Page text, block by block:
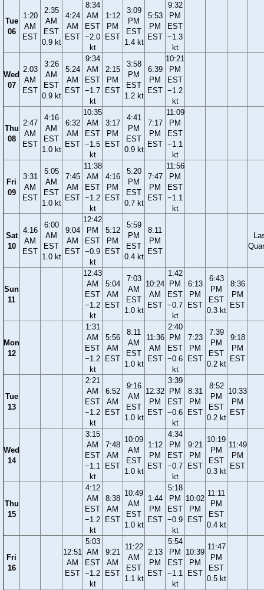
Tue
06
1:20
AM
EST
2:35
AM
EST
0.9 kt
4:24
AM
EST
8:34
AM
EST
−2.0
kt
1:12
PM
EST
3:09
PM
EST
1.4 kt
5:53
PM
EST
9:32
PM
EST
−1.3
kt
Wed
07
2:03
AM
EST
3:26
AM
EST
0.9 kt
5:24
AM
EST
9:34
AM
EST
−1.7
kt
2:15
PM
EST
3:58
PM
EST
1.2 kt
6:39
PM
EST
10:21
PM
EST
−1.2
kt
Thu
08
2:47
AM
EST
4:16
AM
EST
1.0 kt
6:32
AM
EST
10:35
AM
EST
−1.5
kt
3:17
PM
EST
4:41
PM
EST
0.9 kt
7:17
PM
EST
11:09
PM
EST
−1.1
kt
Fri
09
3:31
AM
EST
5:05
AM
EST
1.0 kt
7:45
AM
EST
11:38
AM
EST
−1.2
kt
4:16
PM
EST
5:20
PM
EST
0.7 kt
7:47
PM
EST
11:56
PM
EST
−1.1
kt
Sat
10
4:16
AM
EST
6:00
AM
EST
1.0 kt
9:04
AM
EST
12:42
PM
EST
−0.9
kt
5:12
PM
EST
5:59
PM
EST
0.4 kt
8:11
PM
EST
Sun
11
12:43
AM
EST
−1.2
kt
5:04
AM
EST
7:03
AM
EST
1.0 kt
10:24
AM
EST
1:42
PM
EST
−0.7
kt
6:13
PM
EST
6:43
PM
EST
0.3 kt
8:36
PM
EST
Mon
12
1:31
AM
EST
−1.2
kt
5:56
AM
EST
8:11
AM
EST
1.0 kt
11:36
AM
EST
2:40
PM
EST
−0.6
kt
7:23
PM
EST
7:39
PM
EST
0.2 kt
9:18
PM
EST
Tue
13
2:21
AM
EST
−1.2
kt
6:52
AM
EST
9:16
AM
EST
1.0 kt
12:32
PM
EST
3:39
PM
EST
−0.6
kt
8:31
PM
EST
8:52
PM
EST
0.2 kt
10:33
PM
EST
Wed
14
3:15
AM
EST
−1.1
kt
7:48
AM
EST
10:09
AM
EST
1.0 kt
1:12
PM
EST
4:34
PM
EST
−0.7
kt
9:21
PM
EST
10:19
PM
EST
0.3 kt
11:49
PM
EST
Thu
15
4:12
AM
EST
−1.2
kt
8:38
AM
EST
10:49
AM
EST
1.0 kt
1:44
PM
EST
5:18
PM
EST
−0.9
kt
10:02
PM
EST
11:11
PM
EST
0.4 kt
Fri
16
12:51
AM
EST
5:03
AM
EST
−1.2
kt
9:21
AM
EST
11:22
AM
EST
1.1 kt
2:13
PM
EST
5:54
PM
EST
−1.1
kt
10:39
PM
EST
11:47
PM
EST
0.5 kt